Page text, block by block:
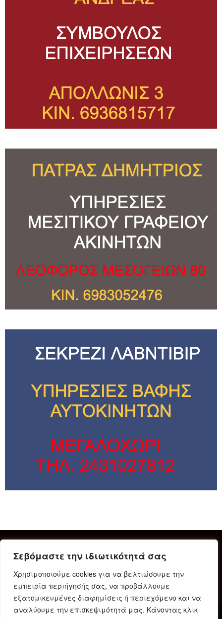
Σεβόμαστε την ιδιωτικότητά σας
Χρησιμοποιούμε cookies για να βελτιώσουμε την
εμπειρία περιήγησής σας, να προβάλλουμε
εξατομικευμένες διαφημίσεις ή περιεχόμενο και να
αναλύουμε την επισκεψιμότητά μας. Κάνοντας κλικ